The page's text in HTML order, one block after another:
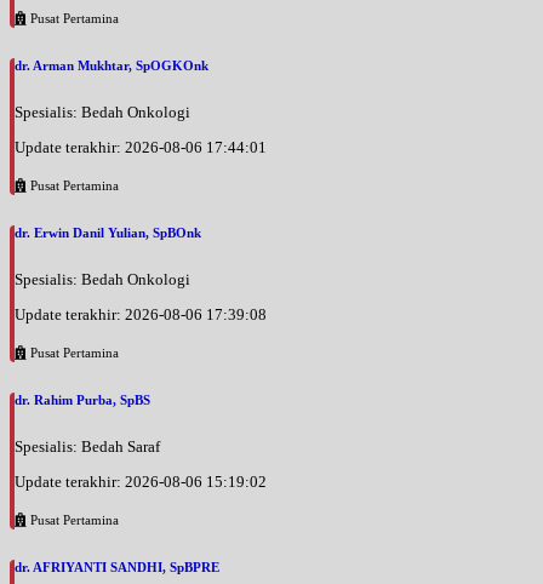
Pusat Pertamina
dr. Arman Mukhtar, SpOGKOnk
Spesialis: Bedah Onkologi
Update terakhir: 2026-08-06 17:44:01
Pusat Pertamina
dr. Erwin Danil Yulian, SpBOnk
Spesialis: Bedah Onkologi
Update terakhir: 2026-08-06 17:39:08
Pusat Pertamina
dr. Rahim Purba, SpBS
Spesialis: Bedah Saraf
Update terakhir: 2026-08-06 15:19:02
Pusat Pertamina
dr. AFRIYANTI SANDHI, SpBPRE